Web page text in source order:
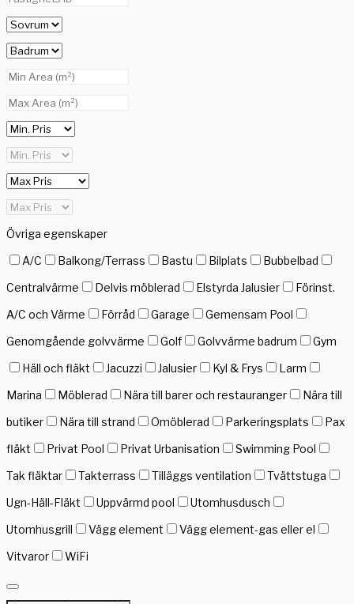
Övriga egenskaper
A/C
Balkong/Terrass Bastu Bilplats
Bubbelbad
Centralvärme
Delvis möblerad Elstyrda Jalusier
Förinst.
A/C och Värme
Förråd Garage
Gemensam Pool
Genomgående golvvärme
Golf Golvvärme badrum
Gym
Häll och fläkt
Jacuzzi Jalusier Kyl & Frys
Larm
Marina
Möblerad Nära till barer och restauranger
Nära till
butiker
Nära till strand Omöblerad Parkeringsplats
Pax
fläkt
Privat Pool Privat Urbanisation
Swimming Pool
Tak fläktar
Takterrass Tilläggs ventilation
Tvättstuga
Ugn-Häll-Fläkt
Uppvärmd pool
Utomhusdusch
Utomhusgrill
Vägg element
Vägg element-gas eller el
Vitvaror
WiFi